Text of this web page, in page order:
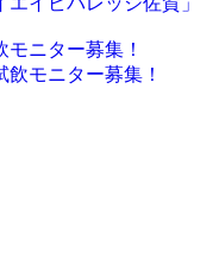
ニター募集！